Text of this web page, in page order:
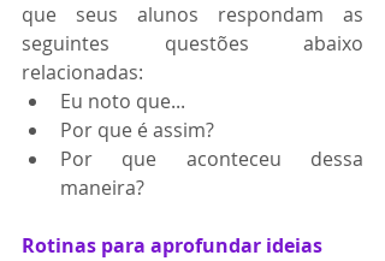
que seus alunos respondam as
seguintes questões abaixo
relacionadas:
Eu noto que...
Por que é assim?
Por que aconteceu dessa
maneira?
Rotinas para aprofundar ideias